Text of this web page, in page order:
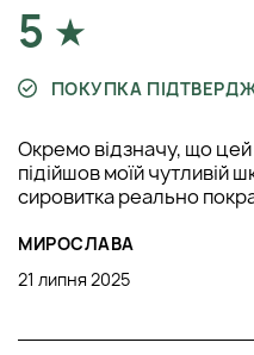
5
ПОКУПКА
Окремо відзначу, що
підійшов моїй чутливій
сировитка реально
МИРОСЛАВА
21 липня 2025